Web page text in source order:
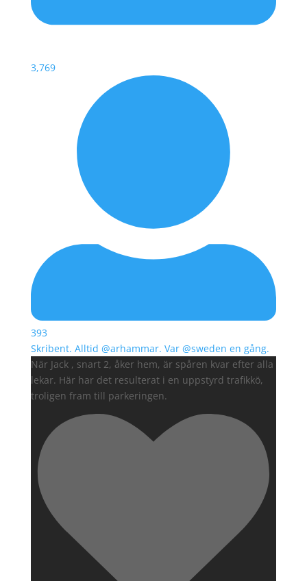
3,769
393
Skribent. Alltid @arhammar. Var @sweden en gång.
När Jack , snart 2, åker hem, är spåren kvar efter alla
lekar. Här har det resulterat i en uppstyrd trafikkö,
troligen fram till parkeringen.